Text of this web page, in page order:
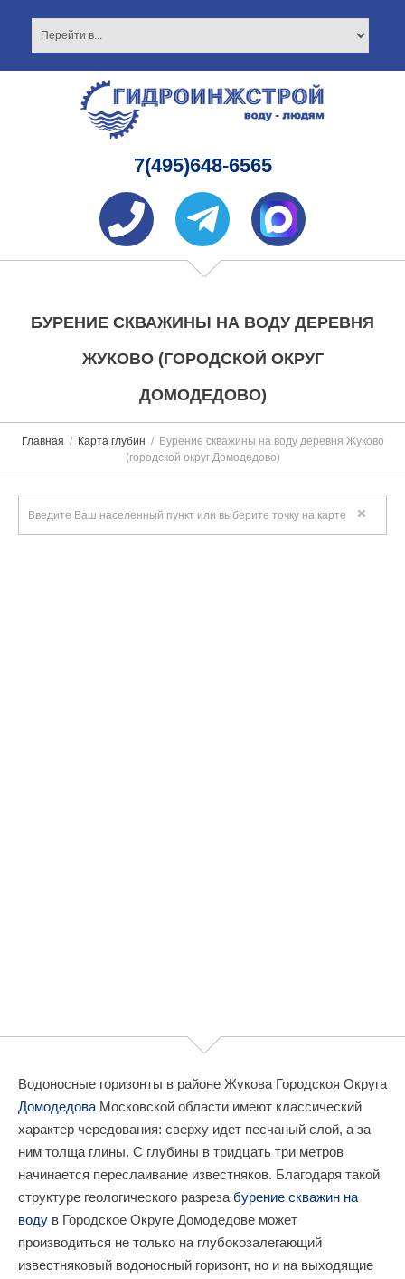
7(495)648-6565
БУРЕНИЕ СКВАЖИНЫ НА ВОДУ ДЕРЕВНЯ
ЖУКОВО (ГОРОДСКОЙ ОКРУГ
ДОМОДЕДОВО)
Главная Карта глубин
Бурение скважины на воду деревня Жуково
(городской округ Домодедово)
Водоносные горизонты в районе Жукова Городскоя Округа
Домодедова Московской области имеют классический
характер чередования: сверху идет песчаный слой, а за
ним толща глины. С глубины в тридцать три метров
начинается переслаивание известняков. Благодаря такой
структуре геологического разреза бурение скважин на
воду в Городское Округе Домодедове может
производиться не только на глубокозалегающий
известняковый водоносный горизонт, но и на выходящие